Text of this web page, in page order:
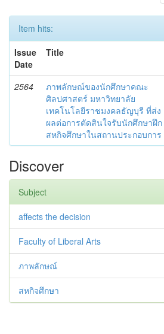
Item hits:
Issue
Date
Title
2564
ภาพลักษณ์ของนักศึกษาคณะ
ศิลปศาสตร์ มหาวิทยาลัย
เทคโนโลยีราชมงคลธัญบุรี ที่ส่ง
ผลต่อการตัดสินใจรับนักศึกษาฝึก
สหกิจศึกษาในสถานประกอบการ
Discover
Subject
affects the decision
Faculty of Liberal Arts
ภาพลักษณ์
สหกิจศึกษา